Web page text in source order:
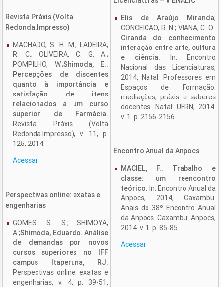
Revista Práxis (Volta
Redonda.Impresso)
MACHADO, S. H. M.; LADEIRA,
R. C.; OLIVEIRA, C. G. A.;
POMPILHO, W.;Shimoda, E..
Percepções de discentes
quanto à importância e
satisfação de itens
relacionados a um curso
superior de Farmácia.
Revista Práxis (Volta
Redonda.Impresso), v. 11, p.
125, 2014.
Acessar
Perspectivas online: exatas e
engenharias
GOMES, S. S.; SHIMOYA,
A.;Shimoda, Eduardo. Análise
de demandas por novos
cursos superiores no IFF
campus Itaperuna, RJ.
Perspectivas online: exatas e
engenharias, v. 4, p. 39-51,
Elis de Araújo Miranda;
CONCEICAO, R. N.; VIANA, C. O..
Ciranda do conhecimento
interação entre arte, cultura
e ciência. In: Encontro
Nacional das Licenciaturas,
2014, Natal. Professores em
Espaços de Formação:
mediações, práxis e saberes
docentes. Natal: UFRN, 2014.
v. 1. p. 2156-2156.
Encontro Anual da Anpocs
MACIEL, F.. Trabalho e
classe: um reencontro
teórico. In: Encontro Anual da
Anpocs, 2014, Caxambu.
Anais do 38º Encontro Anual
da Anpocs. Caxambu: Anpocs,
2014. v. 1. p. 85-85.
Acessar